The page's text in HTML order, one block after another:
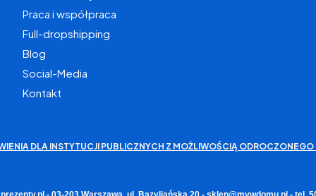
Praca i współpraca
Full-dropshipping
Blog
Social-Media
Kontakt
DLA INSTYTUCJI PUBLICZNYCH Z MOŻLIWOŚCIĄ ODROCZONEGO